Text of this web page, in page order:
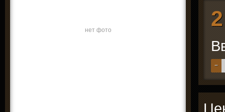
нет фото
−